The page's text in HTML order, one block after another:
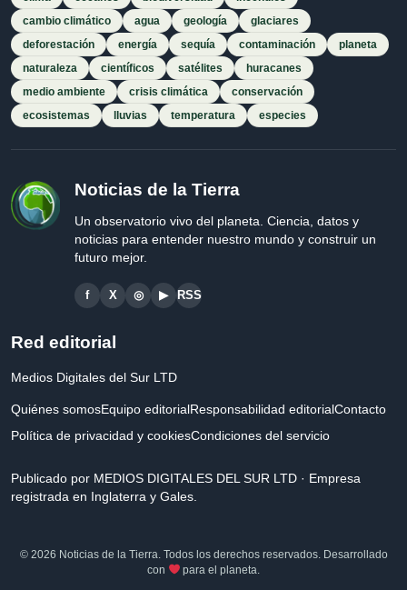
cambio climático
agua geología
glaciares
deforestación
energía sequía contaminación
planeta
naturaleza
científicos satélites
huracanes
medio ambiente
crisis climática
conservación
ecosistemas
lluvias temperatura especies
Noticias de la Tierra
Un observatorio vivo del planeta. Ciencia, datos y
noticias para entender nuestro mundo y construir un
futuro mejor.
f X ◎ ▶ RSS
Red editorial
Medios Digitales del Sur LTD
Quiénes somosEquipo editorialResponsabilidad editorialContacto
Política de privacidad y cookiesCondiciones del servicio
Publicado por MEDIOS DIGITALES DEL SUR LTD · Empresa
registrada en Inglaterra y Gales.
© 2026 Noticias de la Tierra. Todos los derechos reservados. Desarrollado
con
para el planeta.